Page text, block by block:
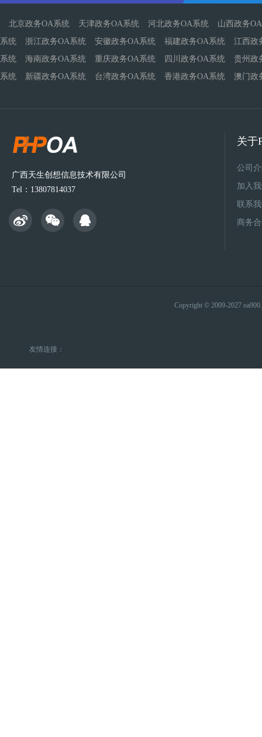
北京政务OA系统 天津政务OA系统 河北政务OA系统
山西政务
系统
浙江政务OA系统 安徽政务OA系统 福建政务OA系统
江西政
系统
海南政务OA系统 重庆政务OA系统 四川政务OA系统
贵州政
系统
新疆政务OA系统 台湾政务OA系统 香港政务OA系统 澳门政
广西天生创想信息技术有限公司
Tel：13807814037
关于
公司
加入
联系
商务
Copyright © 2009-2027
友情连接：